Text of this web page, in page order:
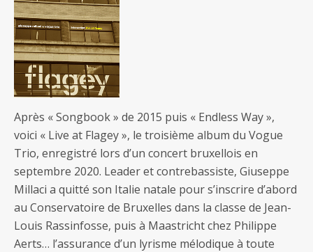
Après « Songbook » de 2015 puis « Endless Way »,
voici « Live at Flagey », le troisième album du Vogue
Trio, enregistré lors d’un concert bruxellois en
septembre 2020. Leader et contrebassiste, Giuseppe
Millaci a quitté son Italie natale pour s’inscrire d’abord
au Conservatoire de Bruxelles dans la classe de Jean-
Louis Rassinfosse, puis à Maastricht chez Philippe
Aerts… l’assurance d’un lyrisme mélodique à toute